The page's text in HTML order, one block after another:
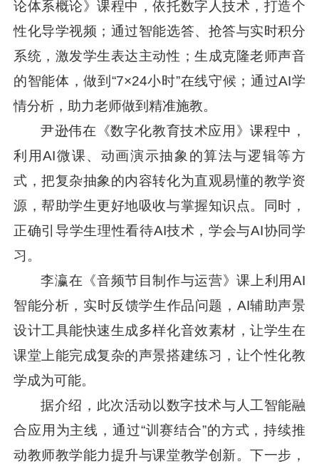
论体系概论》课程中，依托数字人技术，打造个
性化导学视频；通过智能选答、抢答与实时积分
系统，激发学生表达主动性；生成克隆老师声音
的智能体，做到“7×24小时”在线守候；通过AI学
情分析，助力老师做到精准施教。
尹逊伟在《数字化教育技术应用》课程中，
利用AI微课、动画演示抽象的算法与逻辑等方
式，把复杂抽象的内容转化为直观易懂的教学资
源，帮助学生更好地吸收与掌握知识点。同时，
正确引导学生理性看待AI技术，学会与AI协同学
习。
李瀛在《音频节目制作与运营》课上利用AI
智能分析，实时反馈学生作品问题，AI辅助声景
设计工具能快速生成多样化音效素材，让学生在
课堂上能完成复杂的声景搭建练习，让个性化教
学成为可能。
据介绍，此次活动以数字技术与人工智能融
合应用为主线，通过“训赛结合”的方式，持续推
动教师教学能力提升与课堂教学创新。下一步，